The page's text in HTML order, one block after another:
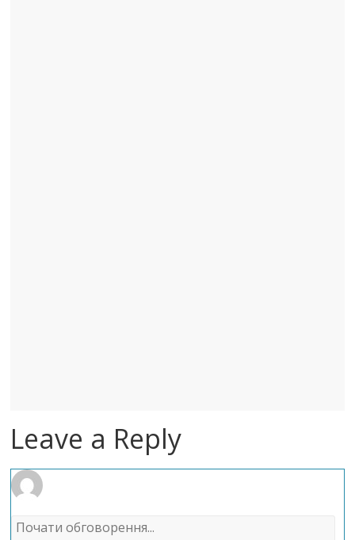
Leave a Reply